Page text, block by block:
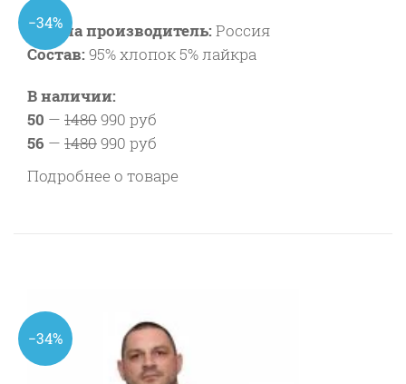
−34%
Страна производитель:Россия
Состав:95% хлопок 5% лайкра
В наличии:
50 — 1480990 руб
56 — 1480990 руб
Подробнее о товаре
−34%